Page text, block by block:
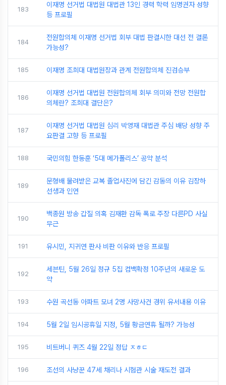
183
이재명 선거법 대법원 대법관 13인 경력 학력 임명권자 성향
등 프로필
184
전원합의체 이재명 선거법 회부 대법 판결시한 대선 전 결론
가능성?
185 이재명 조희대 대법원장과 관계 전원합의체 진검승부
186
이재명 선거법 대법원 전원합의체 회부 의미와 전망 전원합
의체란? 조희대 결단은?
187
이재명 선거법 대법원 심리 박영재 대법관 주심 배당 성향 주
요판결 고향 등 프로필
188 국민의힘 한동훈 ‘5대 메가폴리스’ 공약 분석
189
문형배 물려받은 교복 졸업사진에 담긴 감동의 이유 김장하
선생과 인연
190
백종원 방송 갑질 의혹 김재환 감독 폭로 주장 다른PD 사실
무근
191 유시민, 지귀연 판사 비판 이유와 반응 프로필
192
세븐틴, 5월 26일 정규 5집 컴백확정 10주년의 새로운 도
약
193 수원 곡선동 아파트 모녀 2명 사망사건 경위 유서내용 이유
194 5월 2일 임시공휴일 지정, 5월 황금연휴 될까? 가능성
195 비트버니 퀴즈 4월 22일 정답 ㅈㅎㄷ
196 조선의 사냥꾼 47세 채리나 시험관 시술 재도전 결과